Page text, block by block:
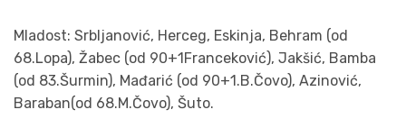
Mladost: Srbljanović, Herceg, Eskinja, Behram (od
68.Lopa), Žabec (od 90+1Franceković), Jakšić, Bamba
(od 83.Šurmin), Mađarić (od 90+1.B.Čovo), Azinović,
Baraban(od 68.M.Čovo), Šuto.